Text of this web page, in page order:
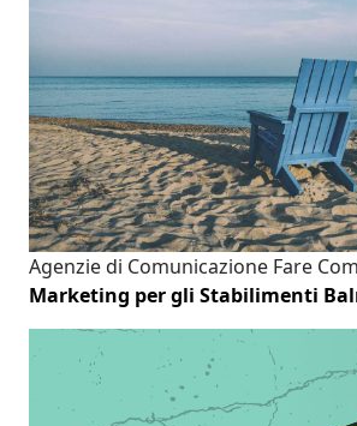
Agenzie di Comunicazione Fare
Marketing per gli Stabilimenti